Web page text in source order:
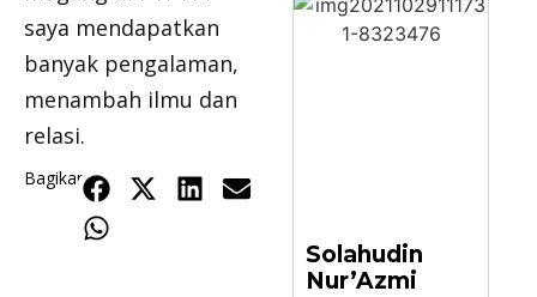
saya mendapatkan
banyak pengalaman,
menambah ilmu dan
relasi.
Bagikan
Solahudin
Nur’Azmi